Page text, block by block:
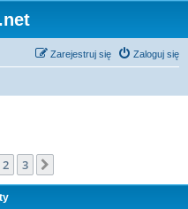
Zaloguj się
Zarejestruj się
2 3